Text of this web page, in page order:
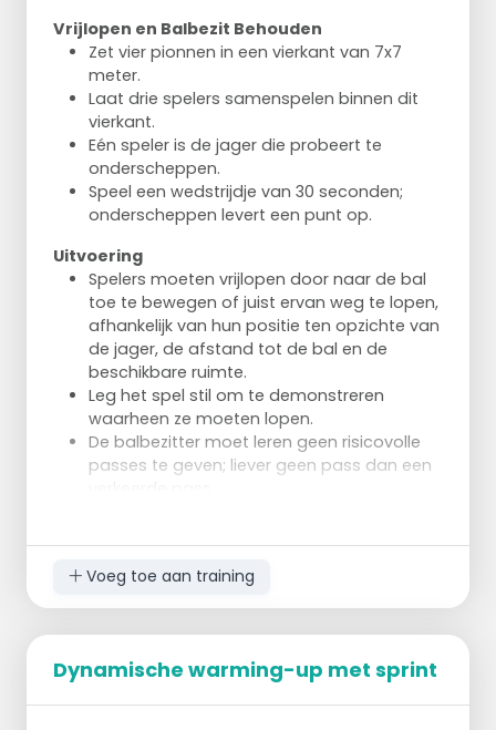
Vrijlopen en Balbezit Behouden
Zet vier pionnen in een vierkant van 7x7
meter.
Laat drie spelers samenspelen binnen dit
vierkant.
Eén speler is de jager die probeert te
onderscheppen.
Speel een wedstrijdje van 30 seconden;
onderscheppen levert een punt op.
Uitvoering
Spelers moeten vrijlopen door naar de bal
toe te bewegen of juist ervan weg te lopen,
afhankelijk van hun positie ten opzichte van
de jager, de afstand tot de bal en de
beschikbare ruimte.
Leg het spel stil om te demonstreren
waarheen ze moeten lopen.
De balbezitter moet leren geen risicovolle
passes te geven; liever geen pass dan een
richtingveranderingen zijn belangrijk om vrij
te lopen.
Voeg toe aan training
Dynamische warming-up met sprint